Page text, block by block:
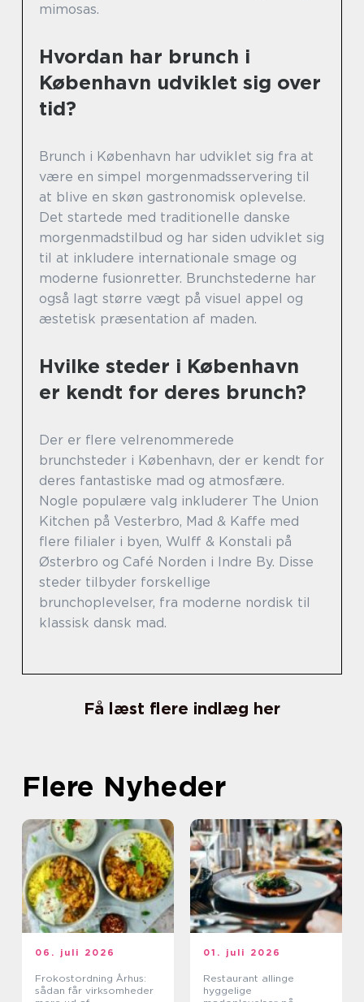
mimosas.
Hvordan har brunch i
København udviklet sig over
tid?
Brunch i København har udviklet sig fra at
være en simpel morgenmadsservering til
at blive en skøn gastronomisk oplevelse.
Det startede med traditionelle danske
morgenmadstilbud og har siden udviklet sig
til at inkludere internationale smage og
moderne fusionretter. Brunchstederne har
også lagt større vægt på visuel appel og
æstetisk præsentation af maden.
Hvilke steder i København
er kendt for deres brunch?
Der er flere velrenommerede
brunchsteder i København, der er kendt for
deres fantastiske mad og atmosfære.
Nogle populære valg inkluderer The Union
Kitchen på Vesterbro, Mad & Kaffe med
flere filialer i byen, Wulff & Konstali på
Østerbro og Café Norden i Indre By. Disse
steder tilbyder forskellige
brunchoplevelser, fra moderne nordisk til
klassisk dansk mad.
Få læst flere indlæg her
Flere Nyheder
06. juli 2026
Frokostordning Århus:
sådan får virksomheder
01. juli 2026
Restaurant allinge
hyggelige